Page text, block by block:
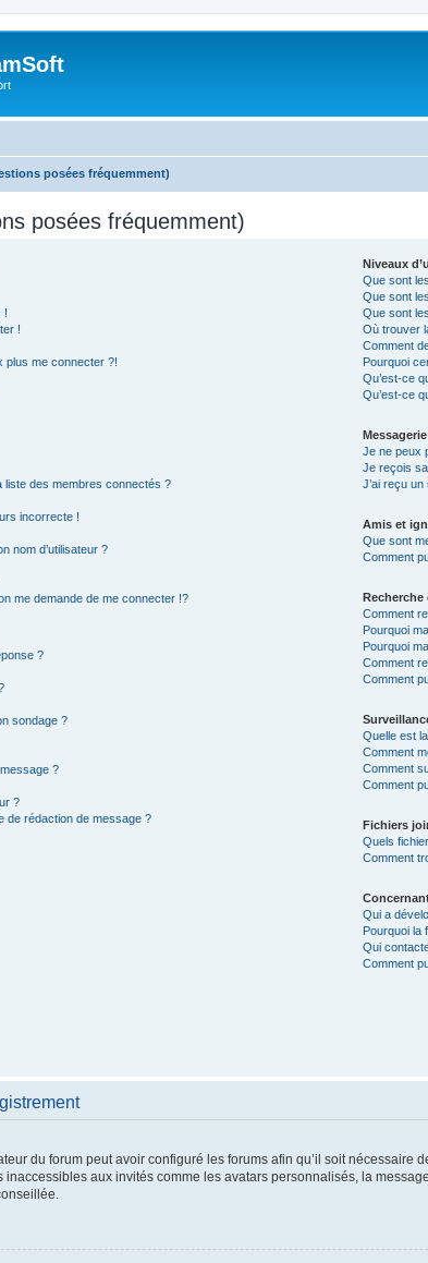
posées fréquemment)
posées fréquemment)
!
!
plus me connecter ?!
liste des membres connectés ?
incorrecte !
nom d’utilisateur ?
me demande de me connecter !?
?
sondage ?
?
?
de rédaction de message ?
Niveaux
Que sont
Que sont
Que sont
Où trouver
Comment
Pourquoi
Qu’est-ce
Qu’est-ce
Je ne peux
Je reçois
J’ai reçu
Amis et
Que sont
Comment
Comment
Pourquoi
Pourquoi
Comment
Comment
Quelle est
Comment
Comment
Comment
Fichiers
Quels
Comment
Qui a
Pourquoi la
Qui
Comment
du forum peut avoir configuré les forums afin qu’il soit nécessaire
aux invités comme les avatars personnalisés, la